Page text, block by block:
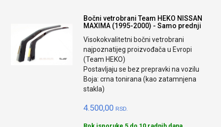
Bočni vetrobrani Team HEKO NISSAN
MAXIMA (1995-2000) - Samo prednji
Visokokvalitetni bočni vetrobrani
najpoznatijeg proizvođača u Evropi
(Team HEKO)
Postavljaju se bez prepravki na vozilu
Boja: crna tonirana (kao zatamnjena
stakla)
4.500,00 RSD.